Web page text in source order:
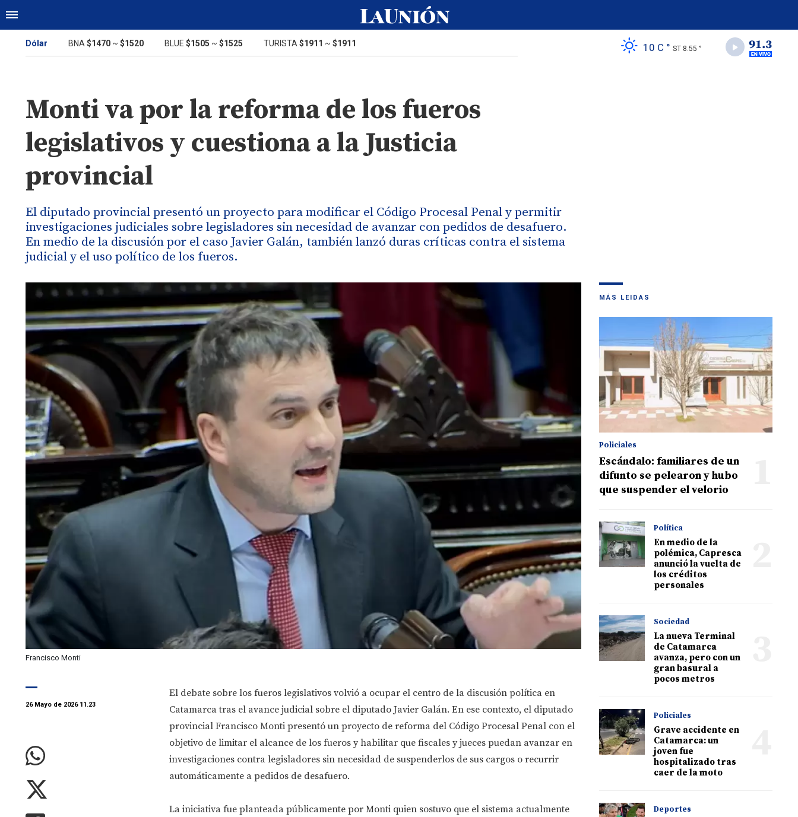
Dólar BNA $1470 ~ $1520 BLUE $1505 ~ $1525 TURISTA $1911 ~ $1911 10 C ° ST 8.55 °
Monti va por la reforma de los fueros
legislativos y cuestiona a la Justicia
provincial
El diputado provincial presentó un proyecto para modificar el Código Procesal Penal y permitir
investigaciones judiciales sobre legisladores sin necesidad de avanzar con pedidos de desafuero.
En medio de la discusión por el caso Javier Galán, también lanzó duras críticas contra el sistema
judicial y el uso político de los fueros.
Francisco Monti
26 Mayo de 2026 11.23
El debate sobre los fueros legislativos volvió a ocupar el centro de la discusión política en
Catamarca tras el avance judicial sobre el diputado Javier Galán. En ese contexto, el diputado
provincial Francisco Monti presentó un proyecto de reforma del Código Procesal Penal con el
objetivo de limitar el alcance de los fueros y habilitar que fiscales y jueces puedan avanzar en
investigaciones contra legisladores sin necesidad de suspenderlos de sus cargos o recurrir
automáticamente a pedidos de desafuero.
La iniciativa fue planteada públicamente por Monti quien sostuvo que el sistema actualmente
MÁS LEIDAS
Policiales
Escándalo: familiares de un
difunto se pelearon y hubo
que suspender el velorio
Política
En medio de la
polémica, Capresca
anunció la vuelta de
los créditos
personales
Sociedad
La nueva Terminal
de Catamarca
avanza, pero con un
gran basural a
pocos metros
Policiales
Grave accidente en
Catamarca: un
joven fue
hospitalizado tras
caer de la moto
Deportes